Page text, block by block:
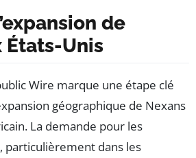
de
États-Unis
Wire marque une étape clé
géographique de Nexans
La demande pour les
particulièrement dans les